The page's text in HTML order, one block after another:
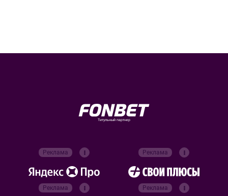
Титульный партнер
Реклама Реклама
Реклама Реклама